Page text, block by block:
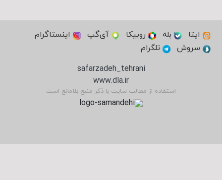
ایتا بله روبیکا آی‌گپ
اینستاگرام
سروش
تلگرام
safarzadeh_tehrani
www.dla.ir
استفاده از مطالب سایت با ذکر منبع بلامانع است